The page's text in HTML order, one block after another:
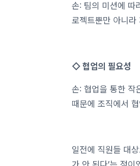
손: 팀의 미션에 따
로젝트뿐만 아니라
◇ 협업의 필요성
손: 협업을 통한 작
때문에 조직에서
일전에 직원들 대